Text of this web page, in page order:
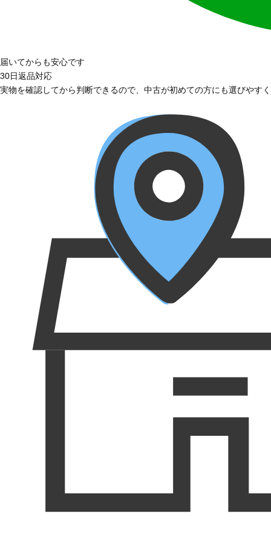
届いてからも安心です
30日返品対応
実物を確認してから判断できるので、中古が初めての方にも選びやす